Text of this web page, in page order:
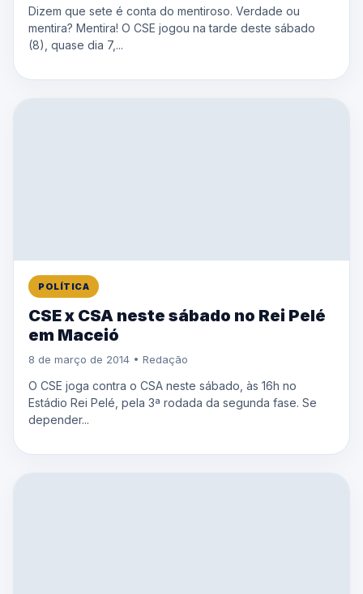
Dizem que sete é conta do mentiroso. Verdade ou
mentira? Mentira! O CSE jogou na tarde deste sábado
(8), quase dia 7,...
POLÍTICA
CSE x CSA neste sábado no Rei Pelé
em Maceió
8 de março de 2014 • Redação
O CSE joga contra o CSA neste sábado, às 16h no
Estádio Rei Pelé, pela 3ª rodada da segunda fase. Se
depender...